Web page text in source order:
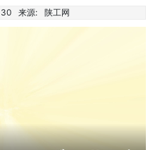
30 来源: 陕工网